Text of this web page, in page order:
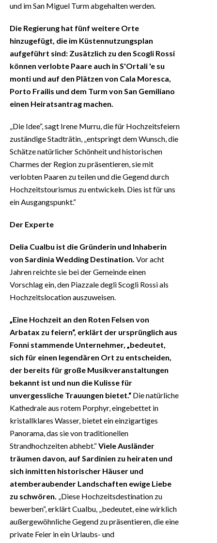
und im San Miguel Turm abgehalten werden.
Die Regierung hat fünf weitere Orte
hinzugefügt, die im Küstennutzungsplan
aufgeführt sind: Zusätzlich zu den Scogli Rossi
können verlobte Paare auch in S'Ortali 'e su
monti und auf den Plätzen von Cala Moresca,
Porto Frailis und dem Turm von San Gemiliano
einen Heiratsantrag machen.
„Die Idee“, sagt Irene Murru, die für Hochzeitsfeiern
zuständige Stadträtin, „entspringt dem Wunsch, die
Schätze natürlicher Schönheit und historischen
Charmes der Region zu präsentieren, sie mit
verlobten Paaren zu teilen und die Gegend durch
Hochzeitstourismus zu entwickeln. Dies ist für uns
ein Ausgangspunkt.“
Der Experte
Delia Cualbu ist die Gründerin und Inhaberin
von Sardinia Wedding Destination. Vor acht
Jahren reichte sie bei der Gemeinde einen
Vorschlag ein, den Piazzale degli Scogli Rossi als
Hochzeitslocation auszuweisen.
„Eine Hochzeit an den Roten Felsen von
Arbatax zu feiern“, erklärt der ursprünglich aus
Fonni stammende Unternehmer, „bedeutet,
sich für einen legendären Ort zu entscheiden,
der bereits für große Musikveranstaltungen
bekannt ist und nun die Kulisse für
unvergessliche Trauungen bietet.“ Die natürliche
Kathedrale aus rotem Porphyr, eingebettet in
kristallklares Wasser, bietet ein einzigartiges
Panorama, das sie von traditionellen
Strandhochzeiten abhebt.“Viele Ausländer
träumen davon, auf Sardinien zu heiraten und
sich inmitten historischer Häuser und
atemberaubender Landschaften ewige Liebe
zu schwören.
„Diese Hochzeitsdestination zu
bewerben“, erklärt Cualbu, „bedeutet, eine wirklich
außergewöhnliche Gegend zu präsentieren, die eine
private Feier in ein Urlaubs- und